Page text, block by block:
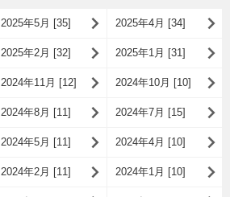
2025年5月 [35] 2025年4月 [34]
2025年2月 [32] 2025年1月 [31]
2024年11月 [12] 2024年10月 [10]
2024年8月 [11] 2024年7月 [15]
2024年5月 [11] 2024年4月 [10]
2024年2月 [11] 2024年1月 [10]